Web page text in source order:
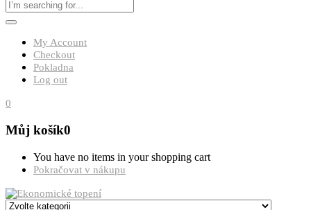
My Account
Checkout
Pokladna
Log out
0
Můj košík0
You have no items in your shopping cart
Pokračovat v nákupu